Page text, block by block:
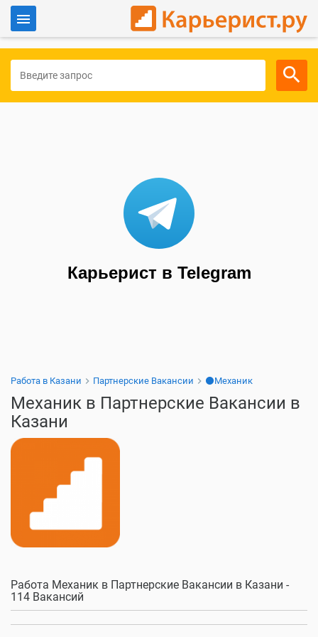
Для работодателей
Карьерист в Telegram
Работа в Казани Партнерские Вакансии ⚫Механик
Механик в Партнерские Вакансии в
Казани
Работа Механик в Партнерские Вакансии в Казани -
114 Вакансий